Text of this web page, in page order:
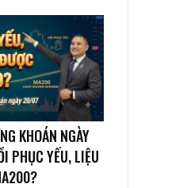
KHOÁN NGÀY
YẾU, LIỆU